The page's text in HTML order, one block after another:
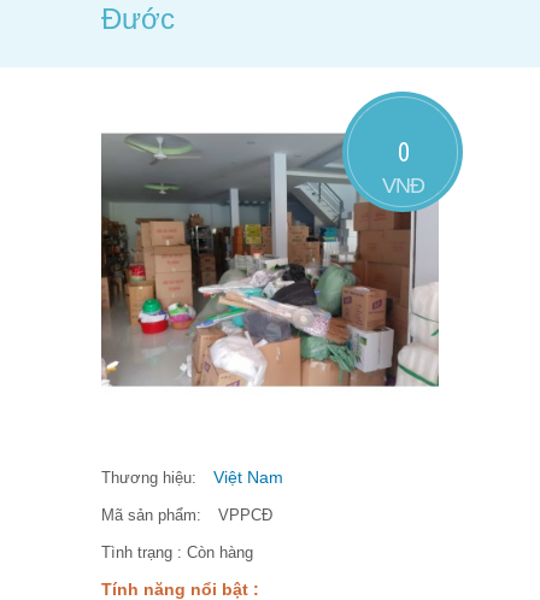
Đước
0
VNĐ
Thương hiệu: Việt Nam
Mã sản phẩm: VPPCĐ
Tình trạng : Còn hàng
Tính năng nổi bật :